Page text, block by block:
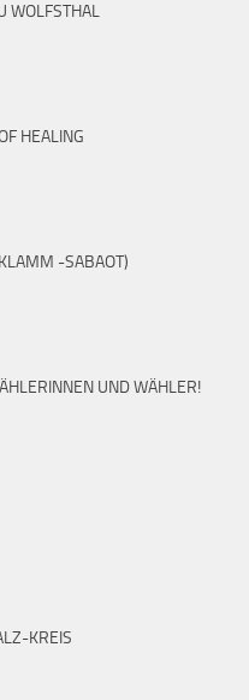
WOLFSTHAL
HEALING
-SABAOT)
UND WÄHLER!
KREIS